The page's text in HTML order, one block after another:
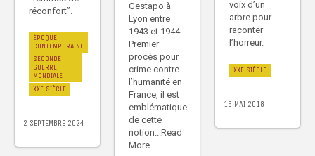
réconfort”.
ÉPOQUE
CONTEMPORAINE
SECONDE
GUERRE
MONDIALE
XXE SIÈCLE
2 SEPTEMBRE 2024
Gestapo à
Lyon entre
1943 et 1944.
Premier
procès pour
crime contre
l’humanité en
France, il est
emblématique
de cette
notion...Read
More
voix d’un
arbre pour
raconter
l’horreur.
XXE SIÈCLE
16 MAI 2018